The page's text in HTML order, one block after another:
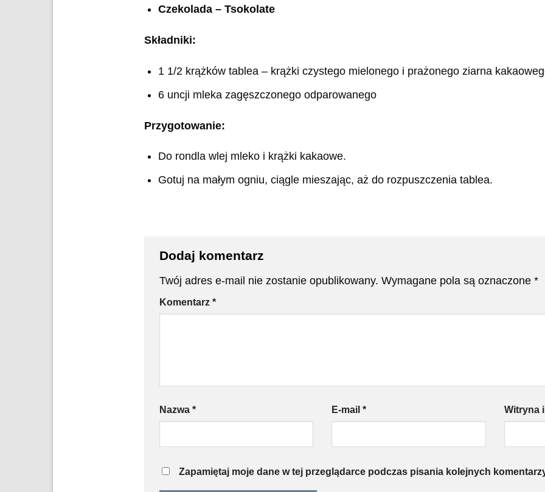
Czekolada – Tsokolate
Składniki:
1 1/2 krążków tablea – krążki czystego mielonego i prażonego ziarna
6 uncji mleka zagęszczonego odparowanego
Przygotowanie:
Do rondla wlej mleko i krążki kakaowe.
Gotuj na małym ogniu, ciągle mieszając, aż do rozpuszczenia tablea.
Dodaj komentarz
Twój adres e-mail nie zostanie opublikowany. Wymagane pola są oznaczone *
Komentarz *
Nazwa * E-mail* Witryna
Zapamiętaj moje dane w tej przeglądarce podczas pisania kolejnych